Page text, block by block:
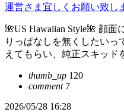
運営さま宜しくお願い致し
🌺US Hawaiian Style🌺 顔
りっぱなしを無くしたいっ
えてもらい、純正スキッド
thumb_up 120
comment7
2026/05/28 16:28